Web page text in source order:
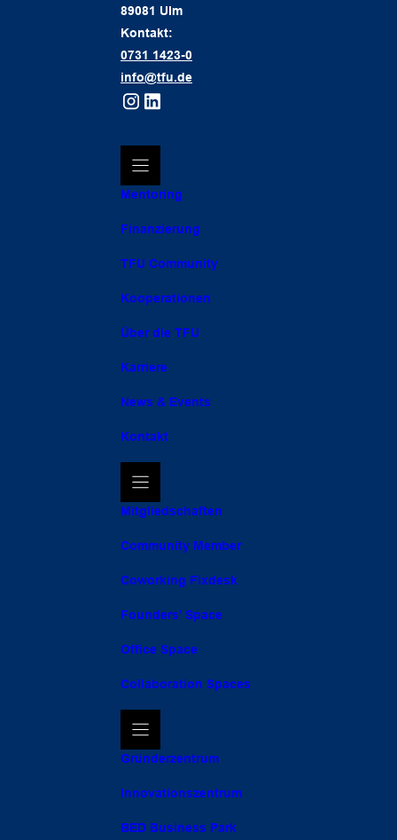
89081 Ulm
Kontakt:
0731 1423-0
info@tfu.de
Mentoring
Finanzierung
TFU Community
Kooperationen
Über die TFU
Karriere
News & Events
Kontakt
Mitgliedschaften
Community Member
Coworking Fixdesk
Founders’ Space
Office Space
Collaboration Spaces
Gründerzentrum
Innovationszentrum
BED Business Park